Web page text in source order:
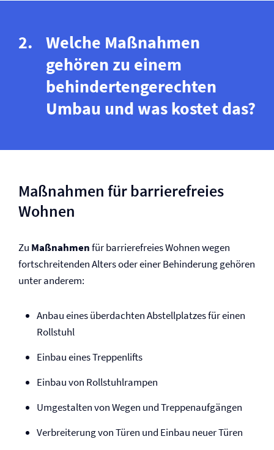
Welche Maßnahmen
gehören zu einem
behindertengerechten
Umbau und was kostet das?
Maßnahmen für barrierefreies
Wohnen
Zu Maßnahmenfür barrierefreies Wohnen wegen
fortschreitenden Alters oder einer Behinderung gehören
unter anderem:
Anbau eines überdachten Abstellplatzes für einen
Rollstuhl
Einbau eines Treppenlifts
Einbau von Rollstuhlrampen
Umgestalten von Wegen und Treppenaufgängen
Verbreiterung von Türen und Einbau neuer Türen